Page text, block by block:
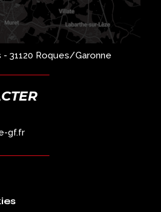
31120 Roques/Garonne
gf.fr